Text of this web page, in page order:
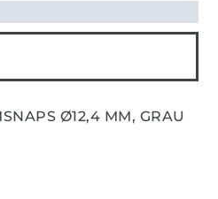
Ø12,4 MM, GRAU